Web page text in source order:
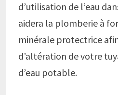
d’utilisation de l’eau
aidera la plomberie à
minérale protectrice
d’altération de votre
d’eau potable.